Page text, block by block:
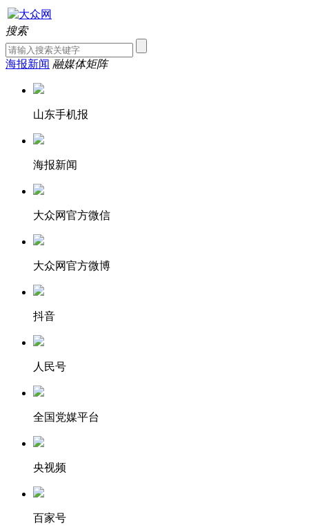
搜索
海报新闻 融媒体矩阵
山东手机报
海报新闻
大众网官方微信
大众网官方微博
抖音
人民号
全国党媒平台
央视频
百家号